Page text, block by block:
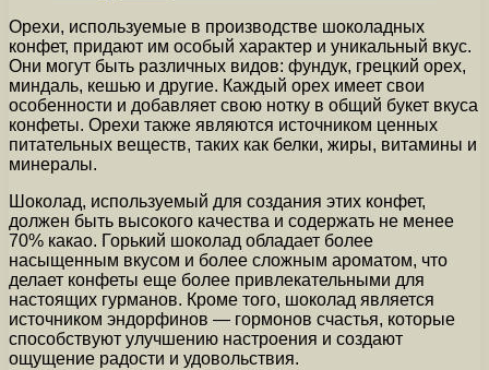
Орехи, используемые в производстве шоколадных
конфет, придают им особый характер и уникальный вкус.
Они могут быть различных видов: фундук, грецкий орех,
миндаль, кешью и другие. Каждый орех имеет свои
особенности и добавляет свою нотку в общий букет вкуса
конфеты. Орехи также являются источником ценных
питательных веществ, таких как белки, жиры, витамины и
минералы.
Шоколад, используемый для создания этих конфет,
должен быть высокого качества и содержать не менее
70% какао. Горький шоколад обладает более
насыщенным вкусом и более сложным ароматом, что
делает конфеты еще более привлекательными для
настоящих гурманов. Кроме того, шоколад является
источником эндорфинов — гормонов счастья, которые
способствуют улучшению настроения и создают
ощущение радости и удовольствия.